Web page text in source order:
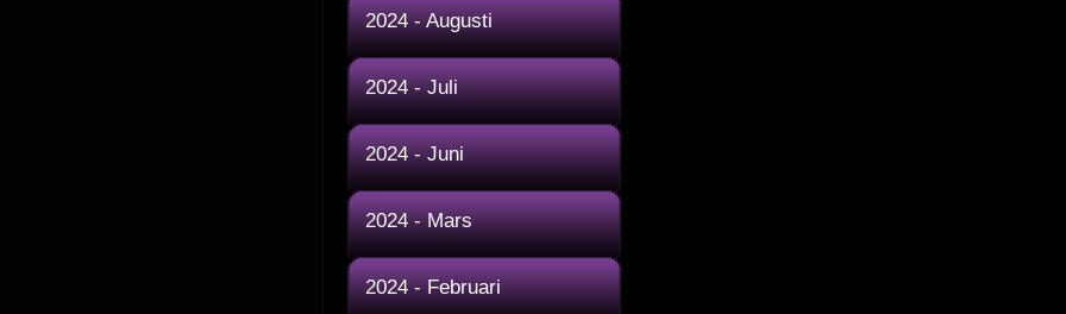
2024 - Augusti
2024 - Juli
2024 - Juni
2024 - Mars
2024 - Februari